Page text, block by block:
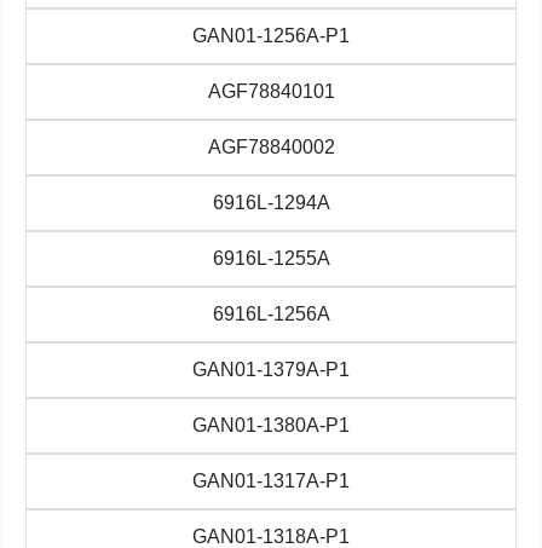
GAN01-1256A-P1
AGF78840101
AGF78840002
6916L-1294A
6916L-1255A
6916L-1256A
GAN01-1379A-P1
GAN01-1380A-P1
GAN01-1317A-P1
GAN01-1318A-P1